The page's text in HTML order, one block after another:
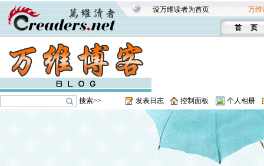
设万维读者为首页 万维
首 页
搜索>> 发表日志 控制面板 个人相册